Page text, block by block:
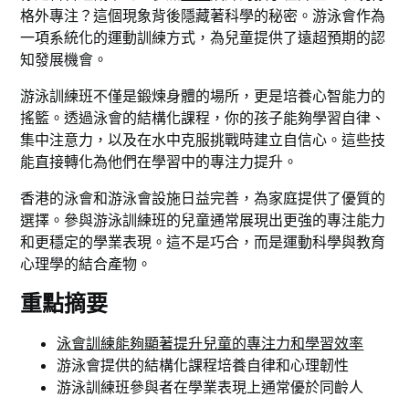
格外專注？這個現象背後隱藏著科學的秘密。游泳會作為
一項系統化的運動訓練方式，為兒童提供了遠超預期的認
知發展機會。
游泳訓練班不僅是鍛煉身體的場所，更是培養心智能力的
搖籃。透過泳會的結構化課程，你的孩子能夠學習自律、
集中注意力，以及在水中克服挑戰時建立自信心。這些技
能直接轉化為他們在學習中的專注力提升。
香港的泳會和游泳會設施日益完善，為家庭提供了優質的
選擇。參與游泳訓練班的兒童通常展現出更強的專注能力
和更穩定的學業表現。這不是巧合，而是運動科學與教育
心理學的結合產物。
重點摘要
泳會訓練能夠顯著提升兒童的專注力和學習效率
游泳會提供的結構化課程培養自律和心理韌性
游泳訓練班參與者在學業表現上通常優於同齡人